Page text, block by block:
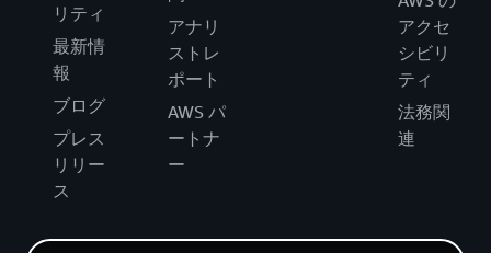
リティ
最新情
報
ブログ
プレス
リリー
ス
アナリ
ストレ
ポート
AWS パ
ートナ
ー
アクセ
シビリ
ティ
法務関
連